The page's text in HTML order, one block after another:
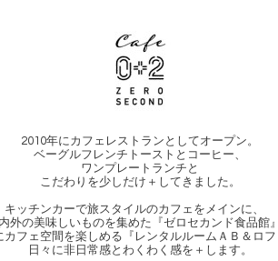
2010年にカフェレストランとしてオープン。
ベーグルフレンチトーストとコーヒー、
ワンプレートランチと
こだわりを少しだけ＋してきました。
キッチンカーで旅スタイルのカフェをメインに、
外の美味しいものを集めた『ゼロセカンド食品館
カフェ空間を楽しめる『レンタルルームＡＢ＆ロ
日々に非日常感とわくわく感を＋します。